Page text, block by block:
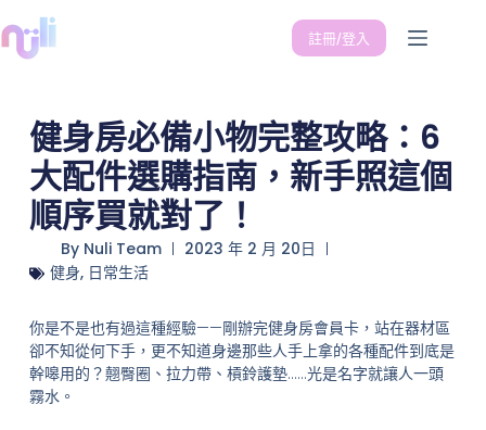
註冊/登入
健身房必備小物完整攻略：6
大配件選購指南，新手照這個
順序買就對了！
ByNuli Team
2023 年 2 月 20日
健身, 日常生活
你是不是也有過這種經驗——剛辦完健身房會員卡，站在器材區
卻不知從何下手，更不知道身邊那些人手上拿的各種配件到底是
幹嗥用的？翹臀圈、拉力帶、槓鈴護墊……光是名字就讓人一頭
霧水。